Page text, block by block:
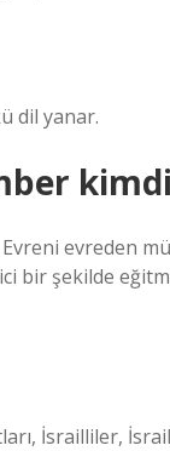
dil yanar.
Evreni evreden
bir şekilde
İsrailliler,